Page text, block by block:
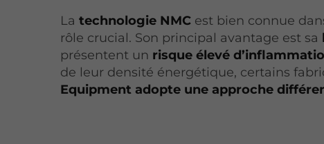
Latechnologie NMC est bien connue
rôle crucial. Son principal avantage est sa
présentent un risque élevé
de leur densité énergétique, certains
Equipment adopte une approche